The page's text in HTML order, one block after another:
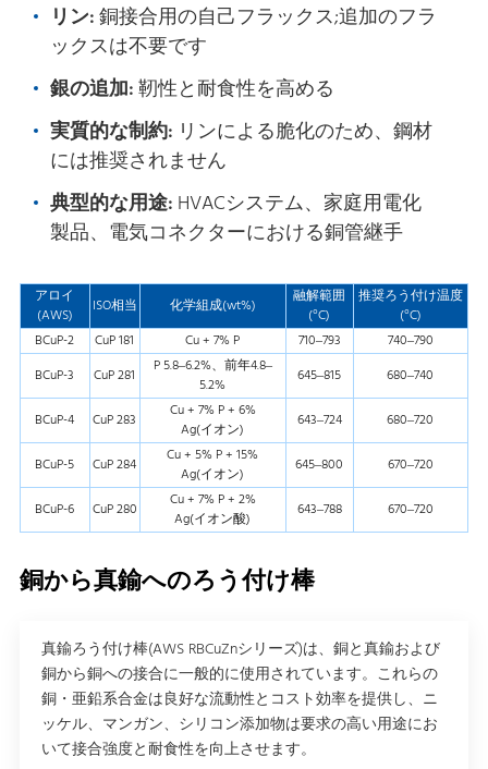
リン:銅接合用の自己フラックス;追加のフラ
ックスは不要です
銀の追加:靭性と耐食性を高める
実質的な制約:リンによる脆化のため、鋼材
には推奨されません
典型的な用途:HVACシステム、家庭用電化
製品、電気コネクターにおける銅管継手
アロイ
(AWS)
ISO相当 化学組成(wt%)
融解範囲
(°C)
推奨ろう付け温度
(°C)
BCuP-2
CuP 181 Cu + 7% P 710–793
740–790
BCuP-3
CuP 281
P 5.8–6.2%、前年4.8–
5.2%
645–815 680–740
BCuP-4 CuP 283
Cu + 7% P + 6%
Ag(イオン)
643–724 680–720
BCuP-5 CuP 284
Cu + 5% P + 15%
Ag(イオン)
645–800 670–720
BCuP-6 CuP 280
Cu + 7% P + 2%
Ag(イオン酸)
643–788 670–720
銅から真鍮へのろう付け棒
真鍮ろう付け棒(AWS RBCuZnシリーズ)は、銅と真鍮および
銅から銅への接合に一般的に使用されています。これらの
銅・亜鉛系合金は良好な流動性とコスト効率を提供し、ニ
ッケル、マンガン、シリコン添加物は要求の高い用途にお
いて接合強度と耐食性を向上させます。